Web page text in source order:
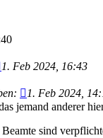
1. Feb 2024, 16:43
1. Feb 2024,
jemand anderer
sind